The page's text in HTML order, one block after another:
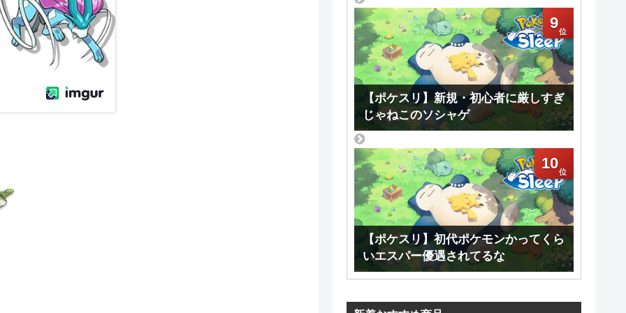
9
【ポケスリ】新規・初心者に厳しすぎ
じゃねこのソシャゲ
10
【ポケスリ】初代ポケモンかってくら
いエスパー優遇されてるな